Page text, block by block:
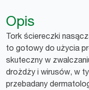
Opis
Tork ściereczki
to gotowy do użycia
skuteczny w
drożdży i wirusów, w
przebadany